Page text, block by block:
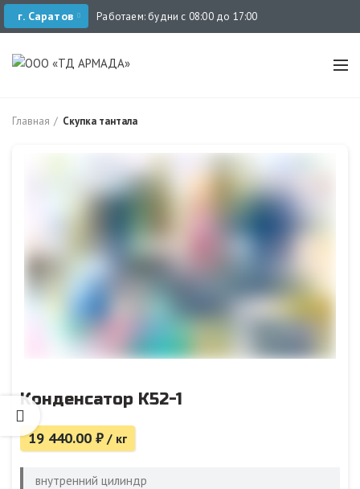
г. Саратов Работаем: будни с 08:00 до 17:00
Главная Скупка тантала
Конденсатор К52-1
19 440.00 ₽ / кг
внутренний цилиндр